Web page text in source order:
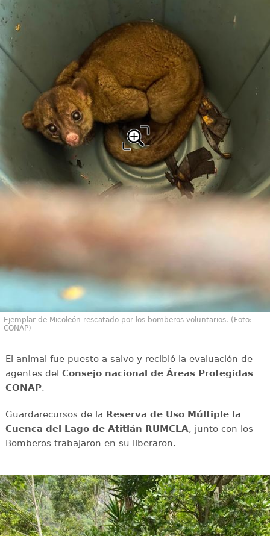
Ejemplar de Micoleón rescatado por los bomberos voluntarios. (Foto:
CONAP)
El animal fue puesto a salvo y recibió la evaluación de
agentes del Consejo nacional de Áreas Protegidas
CONAP.
Guardarecursos de la Reserva de Uso Múltiple la
Cuenca del Lago de Atitlán RUMCLA, junto con los
Bomberos trabajaron en su liberaron.